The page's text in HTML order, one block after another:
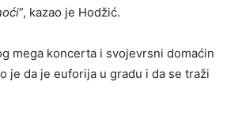
”, kazao je Hodžić.
mega koncerta i svojevrsni domaćin
je da je euforija u gradu i da se traži